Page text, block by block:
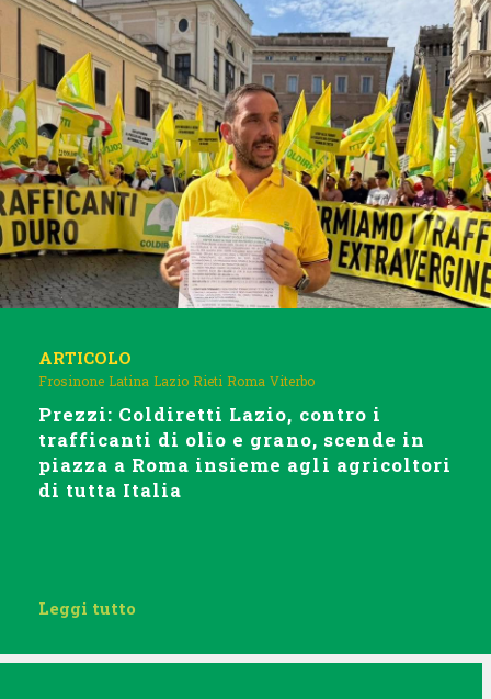
ARTICOLO
Frosinone Latina Lazio Rieti Roma Viterbo
Prezzi: Coldiretti Lazio, contro i
trafficanti di olio e grano, scende in
piazza a Roma insieme agli agricoltori
di tutta Italia
Leggi tutto